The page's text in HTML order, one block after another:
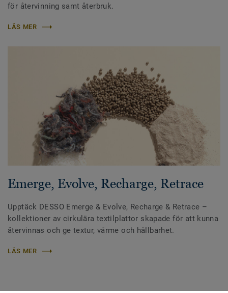
för återvinning samt återbruk.
LÄS MER
Emerge, Evolve, Recharge, Retrace
Upptäck DESSO Emerge & Evolve, Recharge & Retrace –
kollektioner av cirkulära textilplattor skapade för att kunna
återvinnas och ge textur, värme och hållbarhet.
LÄS MER